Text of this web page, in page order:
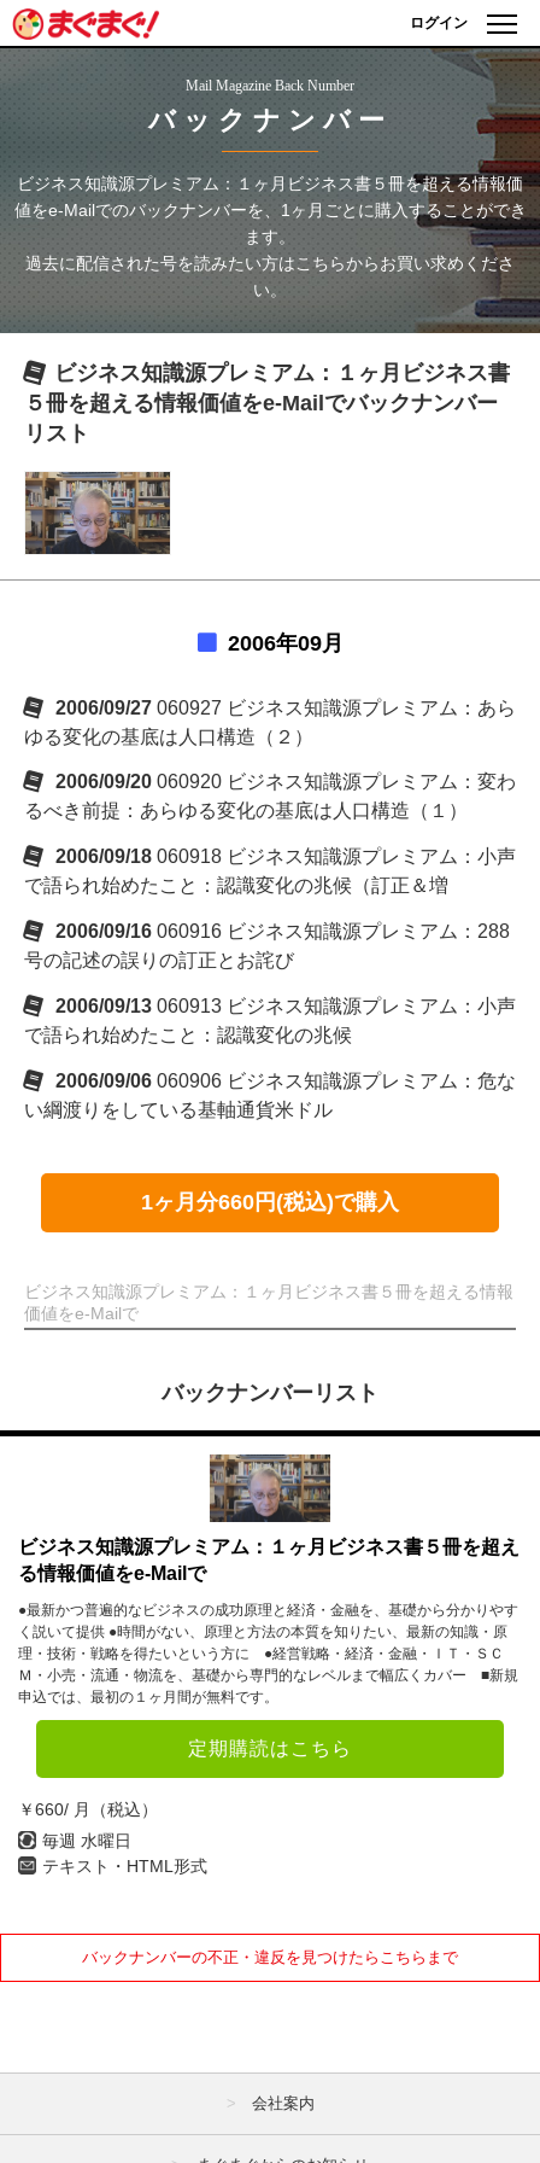
ログイン
Mail Magazine Back Number
バックナンバー
ビジネス知識源プレミアム：１ヶ月ビジネス書５冊を超える情報価
値をe-Mailでのバックナンバーを、1ヶ月ごとに購入することができ
ます。
過去に配信された号を読みたい方はこちらからお買い求めくださ
い。
ビジネス知識源プレミアム：１ヶ月ビジネス書
５冊を超える情報価値をe-Mailでバックナンバー
リスト
2006年09月
2006/09/27 060927 ビジネス知識源プレミアム：あら
ゆる変化の基底は人口構造（２）
2006/09/20 060920 ビジネス知識源プレミアム：変わ
るべき前提：あらゆる変化の基底は人口構造（１）
2006/09/18 060918 ビジネス知識源プレミアム：小声
で語られ始めたこと：認識変化の兆候（訂正＆増
2006/09/16 060916 ビジネス知識源プレミアム：288
号の記述の誤りの訂正とお詫び
2006/09/13 060913 ビジネス知識源プレミアム：小声
で語られ始めたこと：認識変化の兆候
2006/09/06 060906 ビジネス知識源プレミアム：危な
い綱渡りをしている基軸通貨米ドル
1ヶ月分660円(税込)で購入
ビジネス知識源プレミアム：１ヶ月ビジネス書５冊を超える情報
価値をe-Mailで
バックナンバーリスト
ビジネス知識源プレミアム：１ヶ月ビジネス書５冊を超え
る情報価値をe-Mailで
●最新かつ普遍的なビジネスの成功原理と経済・金融を、基礎から分かりやす
く説いて提供 ●時間がない、原理と方法の本質を知りたい、最新の知識・原
理・技術・戦略を得たいという方に ●経営戦略・経済・金融・ＩＴ・ＳＣ
Ｍ・小売・流通・物流を、基礎から専門的なレベルまで幅広くカバー ■新規
申込では、最初の１ヶ月間が無料です。
定期購読はこちら
￥660/ 月（税込）
毎週 水曜日
テキスト・HTML形式
バックナンバーの不正・違反を見つけたらこちらまで
会社案内